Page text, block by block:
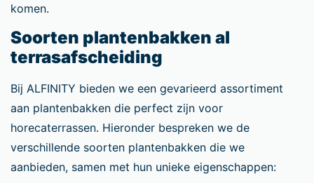
komen.
Soorten plantenbakken al
terrasafscheiding
Bij ALFINITY bieden we een gevarieerd assortiment
aan plantenbakken die perfect zijn voor
horecaterrassen. Hieronder bespreken we de
verschillende soorten plantenbakken die we
aanbieden, samen met hun unieke eigenschappen: